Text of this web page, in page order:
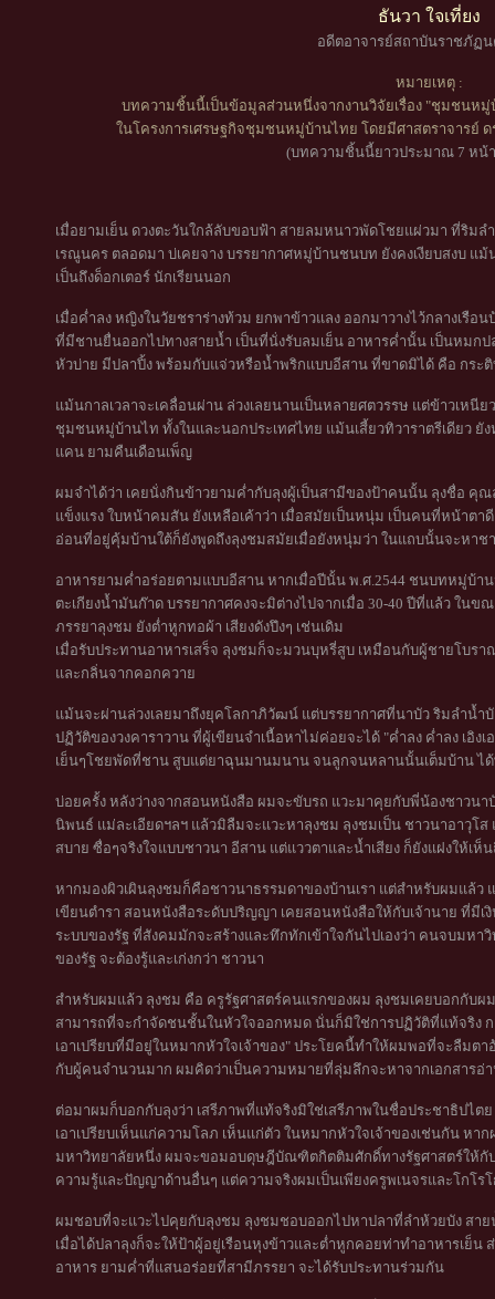
ธันวา ใจเที่ยง
อดีตอาจารย์สถาบันราชภัฏ
หมายเหตุ :
บทความชิ้นนี้เป็นข้อมูลส่วนหนึ่งจากงานวิจัยเรื่อง "ชุมชนหมู่
ในโครงการเศรษฐกิจชุมชนหมู่บ้านไทย โดยมีศาสตราจารย์
(บทความชิ้นนี้ยาวประมาณ 7 หน้
เมื่อยามเย็น ดวงตะวันใกล้ลับขอบฟ้า สายลมหนาวพัดโชยแผ่วมา ที่ริม
เรณูนคร ตลอดมา บ่เคยจาง บรรยากาศหมู่บ้านชนบท ยังคงเงียบสงบ
เป็นถึงด็อกเตอร์ นักเรียนนอก
เมื่อค่ำลง หญิงในวัยชราร่างท้วม ยกพาข้าวแลง ออกมาวางไว้กลางเรื
ที่มีชานยื่นออกไปทางสายน้ำ เป็นที่นั่งรับลมเย็น อาหารค่ำนั้น เป็นหมก
หัวบ่าย มีปลาปิ้ง พร้อมกับแจ่วหรือน้ำพริกแบบอีสาน ที่ขาดมิได้ คือ กระติ
แม้นกาลเวลาจะเคลื่อนผ่าน ล่วงเลยนานเป็นหลายศตวรรษ แต่ข้าวเห
ชุมชนหมู่บ้านไท ทั้งในและนอกประเทศไทย แม้นเสี้ยวทิวาราตรีเดียว ยั
แคน ยามคืนเดือนเพ็ญ
ผมจำได้ว่า เคยนั่งกินข้าวยามค่ำกับลุงผู้เป็นสามีของป้าคนนั้น ลุงชื่อ คุ
แข็งแรง ใบหน้าคมสัน ยังเหลือเค้าว่า เมื่อสมัยเป็นหนุ่ม เป็นคนที่หน้าต
อ่อนที่อยู่คุ้มบ้านใต้ก็ยังพูดถึงลุงชมสมัยเมื่อยังหนุ่มว่า ในแถบนั้นจะหาช
อาหารยามค่ำอร่อยตามแบบอีสาน หากเมื่อปีนั้น พ.ศ.2544 ชนบทหมู่บ้า
ตะเกียงน้ำมันก๊าด บรรยากาศคงจะมิต่างไปจากเมื่อ 30-40 ปีที่แล้ว ใน
ภรรยาลุงชม ยังต่ำหูกทอผ้า เสียงดังปึงๆ เช่นเดิม
เมื่อรับประทานอาหารเสร็จ ลุงชมก็จะมวนบุหรี่สูบ เหมือนกับผู้ชายโบ
และกลิ่นจากคอกควาย
แม้นจะผ่านล่วงเลยมาถึงยุคโลกาภิวัฒน์ แต่บรรยากาศที่นาบัว ริมลำน้ำ
ปฏิวัติของวงคาราวาน ที่ผู้เขียนจำเนื้อหาไม่ค่อยจะได้ "ค่ำลง ค่ำลง เอิงเ
เย็นๆโชยพัดที่ชาน สูบแต่ยาฉุนมานมนาน จนลูกจนหลานนั้นเต็มบ้าน ไ
บ่อยครั้ง หลังว่างจากสอนหนังสือ ผมจะขับรถ แวะมาคุยกับพี่น้องชาวน
นิพนธ์ แม่ละเอียดฯลฯ แล้วมิลืมจะแวะหาลุงชม ลุงชมเป็น ชาวนาอาวุโ
สบาย ซื่อๆจริงใจแบบชาวนา อีสาน แต่แววตาและน้ำเสียง ก็ยังแฝงให้เห็น
หากมองผิวเผินลุงชมก็คือชาวนาธรรมดาของบ้านเรา แต่สำหรับผมแล้
เขียนตำรา สอนหนังสือระดับปริญญา เคยสอนหนังสือให้กับเจ้านาย ที่มีเ
ระบบของรัฐ ที่สังคมมักจะสร้างและทึกทักเข้าใจกันไปเองว่า คนจบมหา
ของรัฐ จะต้องรู้และเก่งกว่า ชาวนา
สำหรับผมแล้ว ลุงชม คือ ครูรัฐศาสตร์คนแรกของผม ลุงชมเคยบอกกับผ
สามารถที่จะกำจัดชนชั้นในหัวใจออกหมด นั่นก็มิใช่การปฏิวัติที่แท้จริง
เอาเปรียบที่มีอยู่ในหมากหัวใจเจ้าของ" ประโยคนี้ทำให้ผมพอที่จะลืมตา
กับผู้คนจำนวนมาก ผมคิดว่าเป็นความหมายที่ลุ่มลึกจะหาจากเอกสาร
ต่อมาผมก็บอกกับลุงว่า เสรีภาพที่แท้จริงมิใช่เสรีภาพในชื่อประชาธิปไต
เอาเปรียบเห็นแก่ความโลภ เห็นแก่ตัว ในหมากหัวใจเจ้าของเช่นกัน ห
มหาวิทยาลัยหนึ่ง ผมจะขอมอบดุษฎีบัณฑิตกิตติมศักดิ์ทางรัฐศาสตร์ให้กั
ความรู้และปัญญาด้านอื่นๆ แต่ความจริงผมเป็นเพียงครูพเนจรและโกโร
ผมชอบที่จะแวะไปคุยกับลุงชม ลุงชมชอบออกไปหาปลาที่ลำห้วยบัง สา
เมื่อได้ปลาลุงก็จะให้ป้าผู้อยู่เรือนหุงข้าวและต่ำหูกคอยท่าทำอาหารเย็น
อาหาร ยามค่ำที่แสนอร่อยที่สามีภรรยา จะได้รับประทานร่วมกัน